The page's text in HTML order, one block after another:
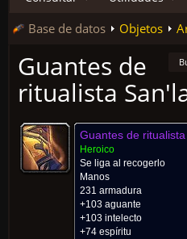
Base de datos Objetos
Guantes de
ritualista
Guantes de
Heroico
Se liga al recogerlo
Manos
231 armadura
+103 aguante
+103 intelecto
+74 espíritu